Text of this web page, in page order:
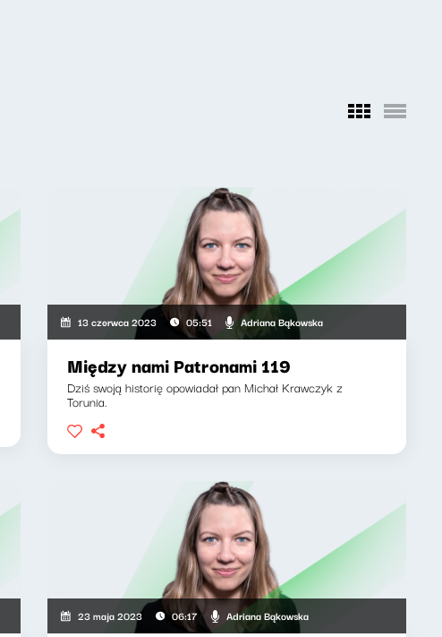
13 czerwca 2023 05:51 Adriana Bąkowska
Między nami Patronami 119
Dziś swoją historię opowiadał pan Michał Krawczyk z
Torunia.
23 maja 2023 06:17 Adriana Bąkowska